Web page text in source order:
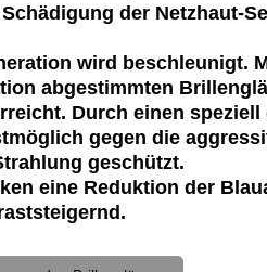
der Netzhaut-
wird beschleunigt.
abgestimmten
Durch einen
gegen die
geschützt.
eine Reduktion der